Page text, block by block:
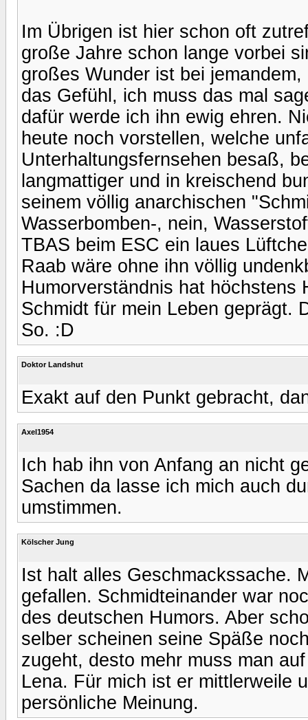
Im Übrigen ist hier schon oft
große Jahre schon lange vorbei
großes Wunder ist bei
das Gefühl, ich muss das mal
dafür werde ich ihn ewig ehren.
heute noch vorstellen, welche
Unterhaltungsfernsehen besaß,
langmattiger und in kreischend
seinem völlig anarchischen
Wasserbomben-, nein,
TBAS beim ESC ein laues
Raab wäre ohne ihn völlig
Humorverständnis hat höchstens
Schmidt für mein Leben geprägt.
So. :D
Doktor Landshut
Exakt auf den Punkt gebracht,
Axel1954
Ich hab ihn von Anfang an nicht
Sachen da lasse ich mich auch
umstimmen.
Kölscher Jung
Ist halt alles Geschmackssache.
gefallen. Schmidteinander war
des deutschen Humors. Aber
selber scheinen seine Späße
zugeht, desto mehr muss man
Lena. Für mich ist er mittlerweile
persönliche Meinung.